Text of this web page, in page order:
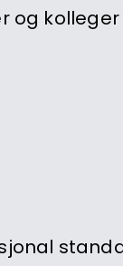
og kolleger